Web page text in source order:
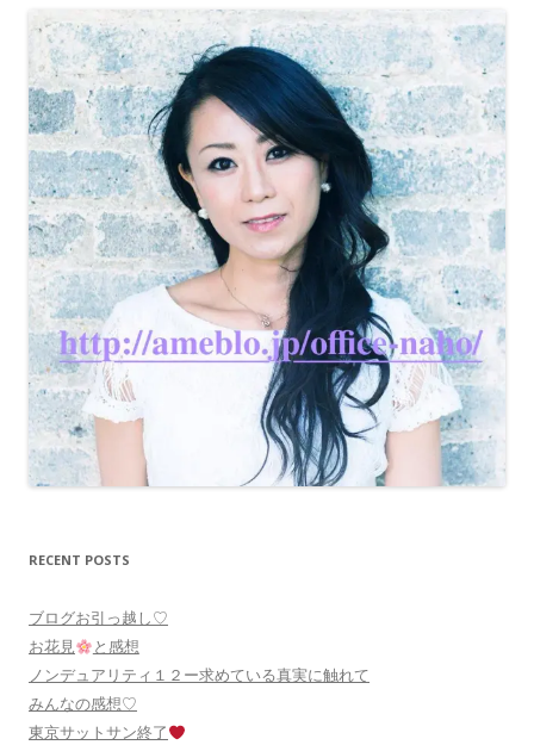
RECENT POSTS
ブログお引っ越し♡
お花見
と感想
ノンデュアリティ１２ー求めている真実に触れて
みんなの感想♡
東京サットサン終了